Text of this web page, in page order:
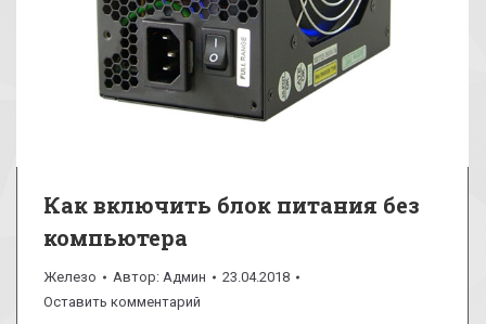
Как включить блок питания без
компьютера
Железо Автор: Админ
23.04.2018
Оставить комментарий